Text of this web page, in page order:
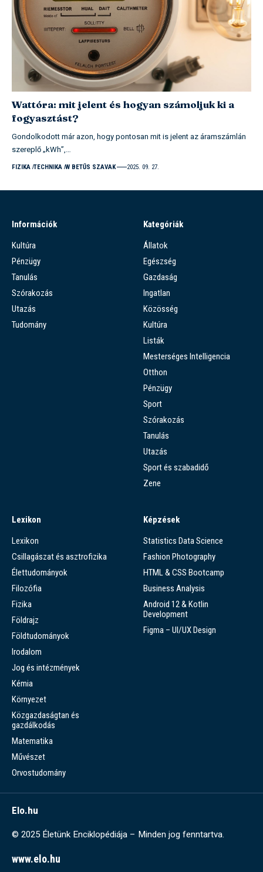
Wattóra: mit jelent és hogyan számoljuk ki a
fogyasztást?
Gondolkodott már azon, hogy pontosan mit is jelent az áramszámlán
szereplő „kWh”,…
FIZIKA TECHNIKA W BETŰS SZAVAK 2025. 09. 27.
Információk
Kultúra
Pénzügy
Tanulás
Szórakozás
Utazás
Tudomány
Kategóriák
Állatok
Egészség
Gazdaság
Ingatlan
Közösség
Kultúra
Listák
Mesterséges Intelligencia
Otthon
Pénzügy
Sport
Szórakozás
Tanulás
Utazás
Sport és szabadidő
Zene
Lexikon
Lexikon
Csillagászat és asztrofizika
Élettudományok
Filozófia
Fizika
Földrajz
Földtudományok
Irodalom
Jog és intézmények
Kémia
Környezet
Közgazdaságtan és
gazdálkodás
Matematika
Művészet
Orvostudomány
Képzések
Statistics Data Science
Fashion Photography
HTML & CSS Bootcamp
Business Analysis
Android 12 & Kotlin
Development
Figma – UI/UX Design
Elo.hu
© 2025 Életünk Enciklopédiája – Minden jog fenntartva.
www.elo.hu